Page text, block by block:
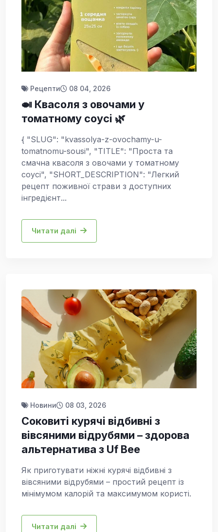
Рецепти 08 04, 2026
🍛 Квасоля з овочами у
томатному соусі 🌿
{ "SLUG": "kvassolya-z-ovochamy-u-
tomatnomu-sousi", "TITLE": "Проста та
смачна квасоля з овочами у томатному
соусі", "SHORT_DESCRIPTION": "Легкий
рецепт поживної страви з доступних
інгредієнт...
Читати далі
Новини 08 03, 2026
Соковиті курячі відбивні з
вівсяними відрубями – здорова
альтернатива з Uf Bee
Як приготувати ніжні курячі відбивні з
вівсяними відрубями – простий рецепт із
мінімумом калорій та максимумом користі.
Читати далі